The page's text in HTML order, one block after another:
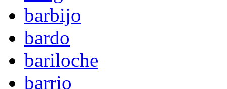
barbijo
bardo
bariloche
barrio